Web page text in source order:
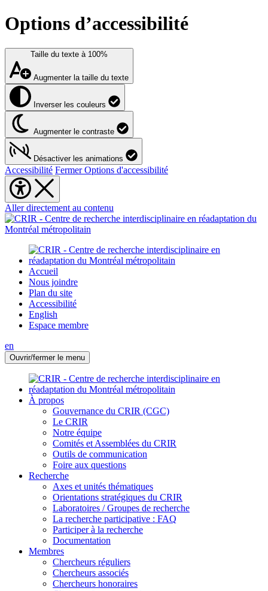
Options d’accessibilité
Taille du texte à 100%
Augmenter la taille du texte
Inverser les couleurs
Augmenter le contraste
Désactiver les animations
Accessibilité Fermer Options d'accessibilité
Aller directement au contenu
Accueil
Nous joindre
Plan du site
Accessibilité
English
Espace membre
en
Ouvrir/fermer le menu
À propos
Gouvernance du CRIR (CGC)
Le CRIR
Notre équipe
Comités et Assemblées du CRIR
Outils de communication
Foire aux questions
Recherche
Axes et unités thématiques
Orientations stratégiques du CRIR
Laboratoires / Groupes de recherche
La recherche participative : FAQ
Participer à la recherche
Documentation
Membres
Chercheurs réguliers
Chercheurs associés
Chercheurs honoraires